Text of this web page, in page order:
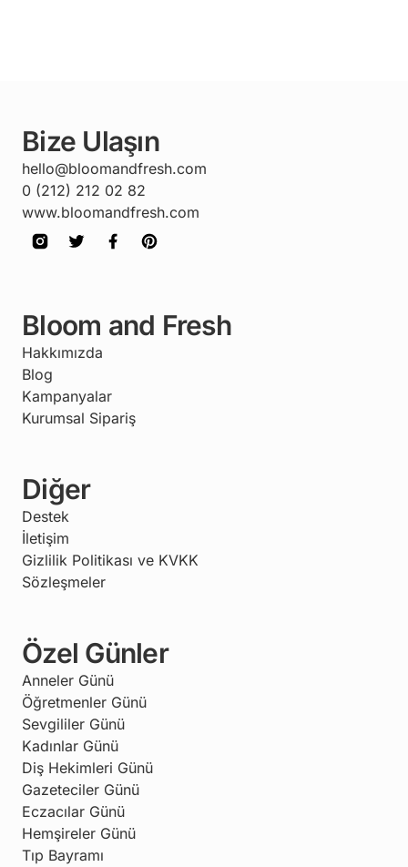
Bize Ulaşın
hello@bloomandfresh.com
0 (212) 212 02 82
www.bloomandfresh.com
Bloom and Fresh
Hakkımızda
Blog
Kampanyalar
Kurumsal Sipariş
Diğer
Destek
İletişim
Gizlilik Politikası ve KVKK
Sözleşmeler
Özel Günler
Anneler Günü
Öğretmenler Günü
Sevgililer Günü
Kadınlar Günü
Diş Hekimleri Günü
Gazeteciler Günü
Eczacılar Günü
Hemşireler Günü
Tıp Bayramı